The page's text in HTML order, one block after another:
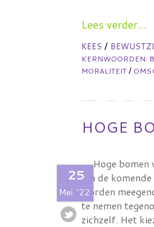
Lees verder...
KEES/
KERNWOORDEN:
MORALITEIT /
HOGE
25
Mei '22
Hoge bomen
In de komende
worden
te nemen
zichzelf. Het